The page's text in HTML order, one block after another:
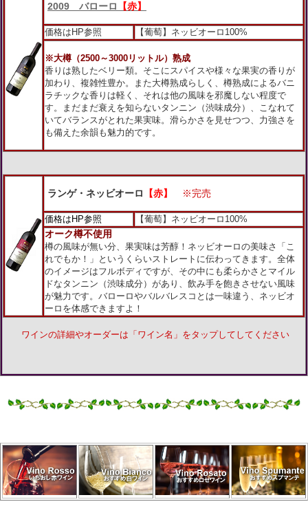
2009 バローロ 【赤】
価格はHP参照 【葡萄】ネッビオーロ100%
※大樽（2500～3000リットル）熟成
香りは熟したベリー類。そこにスパイスや様々な果実の香りが
加わり、複雑性豊か。
また大樽熟成らしく、樽熟成によるバニ
ラチックな香りは軽く、それは他の風味を邪魔しない程度で
す。まだまだ衰えを知らないタンニン（渋味成分）、こなれて
いてバランスがとれた果実味。滑らかさを見せつつ、力強さを
も備えた余韻も魅力的です。
ランゲ・ネッビオーロ 【赤】 ※完売
価格はHP参照 【葡萄】ネッビオーロ100%
オーク樽不使用
樽の風味が無い分、果実味は芳醇！ネッビオーロの美味さ「こ
れでもか！」というくらいストレートに伝わってきます。全体
のイメージはフルボディですが、その中にも柔らかさとマイル
ドなタンニン（渋味成分）があり、飲み手を飽きさせない風味
が魅力です。バローロやバルバレスコとは一味違う、ネッビオ
ーロを体感できますよ！
ワインの詳細やオーダーは「ワイン名」をタップしてしてください